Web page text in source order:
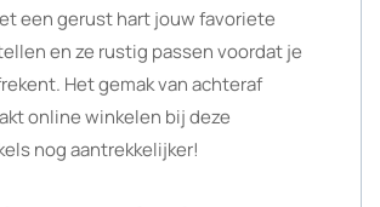
een gerust hart jouw favoriete
en ze rustig passen voordat je
Het gemak van achteraf
online winkelen bij deze
nog aantrekkelijker!